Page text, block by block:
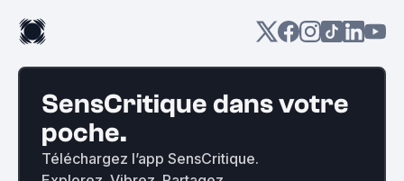
SensCritique dans votre
poche.
Téléchargez l’app SensCritique.